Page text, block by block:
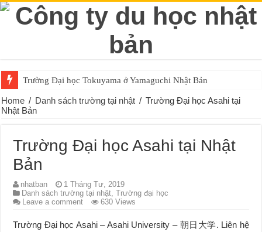
Trường Đại học Tokuyama ở Yamaguchi Nhật Bản
Home / Danh sách trường tại nhật / Trường Đại học Asahi tại
Nhật Bản
Trường Đại học Asahi tại Nhật
Bản
nhatban
1 Tháng Tư, 2019
Danh sách trường tại nhật,Trường đại học
Leave a comment
630 Views
Trường Đại học Asahi – Asahi University – 朝日大学. Liên hệ